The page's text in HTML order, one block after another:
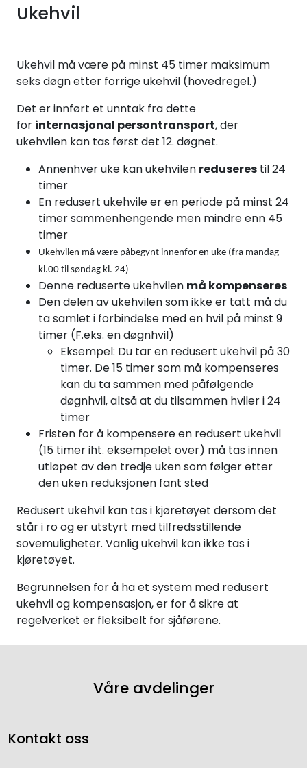
Ukehvil
Ukehvil må være på minst 45 timer maksimum
seks døgn etter forrige ukehvil (hovedregel.)
Det er innført et unntak fra dette
for internasjonal persontransport, der
ukehvilen kan tas først det 12. døgnet.
Annenhver uke kan ukehvilen reduseres til 24
timer
En redusert ukehvile er en periode på minst 24
timer sammenhengende men mindre enn 45
timer
Ukehvilen må være påbegynt innenfor en uke (fra mandag
kl.00 til søndag kl. 24)
Denne reduserte ukehvilen må kompenseres
Den delen av ukehvilen som ikke er tatt må du
ta samlet i forbindelse med en hvil på minst 9
timer (F.eks. en døgnhvil)
Eksempel: Du tar en redusert ukehvil på 30
timer. De 15 timer som må kompenseres
kan du ta sammen med påfølgende
døgnhvil, altså at du tilsammen hviler i 24
timer
Fristen for å kompensere en redusert ukehvil
(15 timer iht. eksempelet over) må tas innen
utløpet av den tredje uken som følger etter
den uken reduksjonen fant sted
Redusert ukehvil kan tas i kjøretøyet dersom det
står i ro og er utstyrt med tilfredsstillende
sovemuligheter. Vanlig ukehvil kan ikke tas i
kjøretøyet.
Begrunnelsen for å ha et system med redusert
ukehvil og kompensasjon, er for å sikre at
regelverket er fleksibelt for sjåførene.
Våre avdelinger
Kontakt oss